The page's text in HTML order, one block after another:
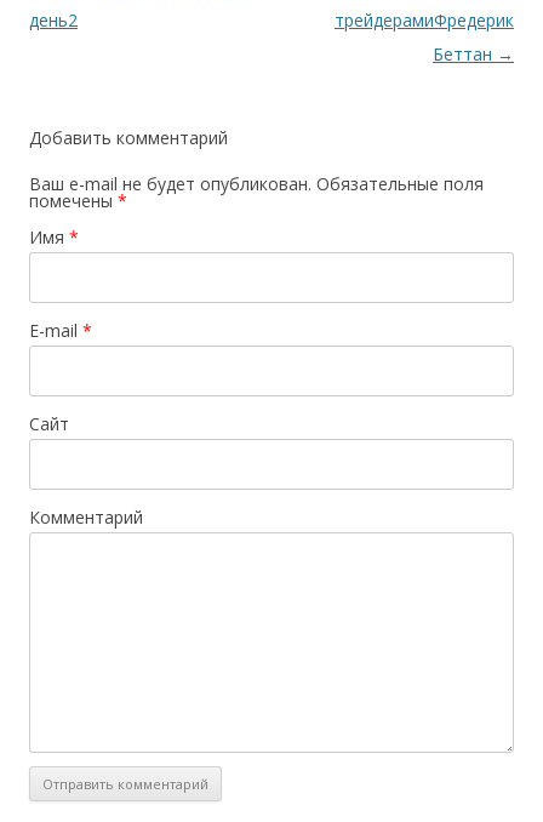
по
день2
трейдерамиФредерик
Беттан →
Добавить комментарий
Ваш e-mail не будет опубликован. Обязательные поля
помечены *
Имя *
E-mail *
Сайт
Комментарий